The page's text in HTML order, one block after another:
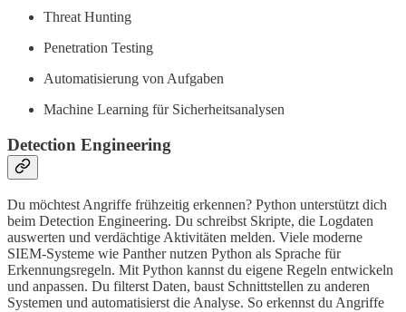
Threat Hunting
Penetration Testing
Automatisierung von Aufgaben
Machine Learning für Sicherheitsanalysen
Detection Engineering
Du möchtest Angriffe frühzeitig erkennen? Python unterstützt dich
beim Detection Engineering. Du schreibst Skripte, die Logdaten
auswerten und verdächtige Aktivitäten melden. Viele moderne
SIEM-Systeme wie Panther nutzen Python als Sprache für
Erkennungsregeln. Mit Python kannst du eigene Regeln entwickeln
und anpassen. Du filterst Daten, baust Schnittstellen zu anderen
Systemen und automatisierst die Analyse. So erkennst du Angriffe